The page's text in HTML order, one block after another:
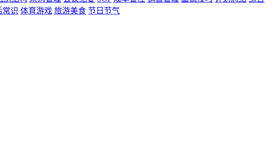
常识 体育游戏 旅游美食 节日节气